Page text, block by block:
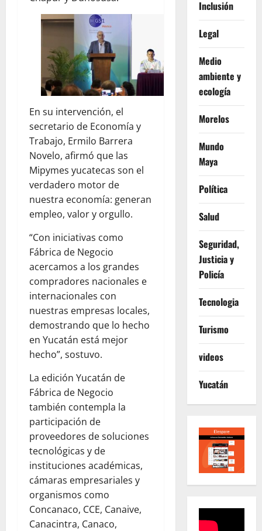
En su intervención, el
secretario de Economía y
Trabajo, Ermilo Barrera
Novelo, afirmó que las
Mipymes yucatecas son el
verdadero motor de
nuestra economía: generan
empleo, valor y orgullo.
“Con iniciativas como
Fábrica de Negocio
acercamos a los grandes
compradores nacionales e
internacionales con
nuestras empresas locales,
demostrando que lo hecho
en Yucatán está mejor
hecho”, sostuvo.
La edición Yucatán de
Fábrica de Negocio
también contempla la
participación de
proveedores de soluciones
tecnológicas y de
instituciones académicas,
cámaras empresariales y
organismos como
Concanaco, CCE, Canaive,
Canacintra, Canaco,
Inclusión
Legal
Medio
ambiente y
ecología
Morelos
Mundo
Maya
Política
Salud
Seguridad,
Justicia y
Policía
Tecnologia
Turismo
videos
Yucatán